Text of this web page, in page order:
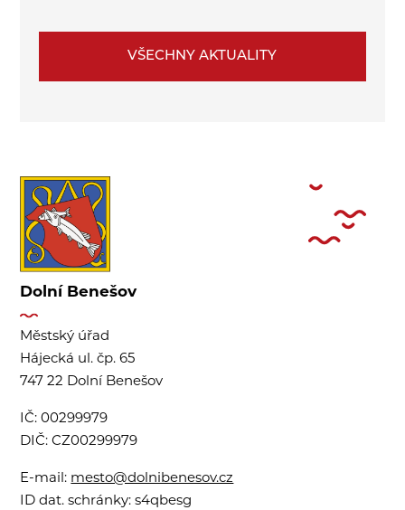
VŠECHNY AKTUALITY
Dolní Benešov
Městský úřad
Hájecká ul. čp. 65
747 22 Dolní Benešov
IČ:00299979
DIČ:CZ00299979
E-mail: mesto@dolnibenesov.cz
ID dat. schránky:s4qbesg